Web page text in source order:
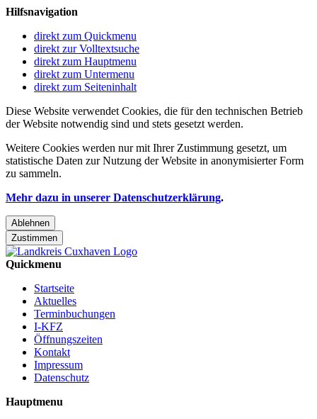
Hilfsnavigation
direkt zum Quickmenu
direkt zur Volltextsuche
direkt zum Hauptmenu
direkt zum Untermenu
direkt zum Seiteninhalt
Diese Website verwendet Cookies, die für den technischen Betrieb
der Website notwendig sind und stets gesetzt werden.
Weitere Cookies werden nur mit Ihrer Zustimmung gesetzt, um
statistische Daten zur Nutzung der Website in anonymisierter Form
zu sammeln.
Mehr dazu in unserer Datenschutzerklärung.
Ablehnen
Zustimmen
Quickmenu
Startseite
Aktuelles
Terminbuchungen
I-KFZ
Öffnungszeiten
Kontakt
Impressum
Datenschutz
Hauptmenu